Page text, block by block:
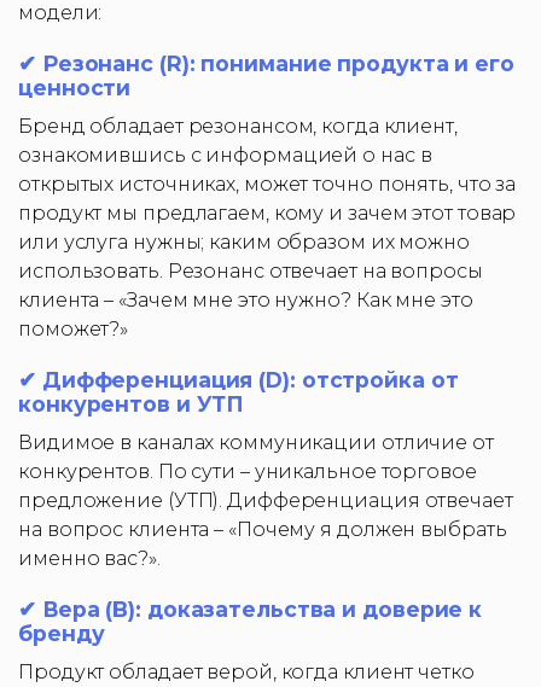
модели:
✔ Резонанс (R): понимание продукта и его
ценности
Бренд обладает резонансом, когда клиент,
ознакомившись с информацией о нас в
открытых источниках, может точно понять, что за
продукт мы предлагаем, кому и зачем этот товар
или услуга нужны; каким образом их можно
использовать. Резонанс отвечает на вопросы
клиента – «Зачем мне это нужно? Как мне это
поможет?»
✔ Дифференциация (D): отстройка от
конкурентов и УТП
Видимое в каналах коммуникации отличие от
конкурентов. По сути – уникальное торговое
предложение (УТП). Дифференциация отвечает
на вопрос клиента – «Почему я должен выбрать
именно вас?».
✔ Вера (B): доказательства и доверие к
бренду
Продукт обладает верой, когда клиент четко